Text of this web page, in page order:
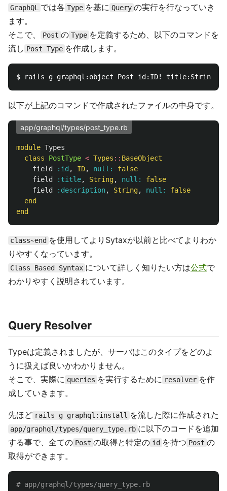
GraphQL では各 Type を基に Query の実行を行なっていき
ます。
そこで、
Post の Type を定義するため、以下のコマンドを
流し Post Type を作成します。
以下が上記のコマンドで作成されたファイルの中身です。
app/graphql/types/post_type.rb
module Types
class
PostType < Types :: BaseObject
field
:id , ID, null: false
field
:title, String, null: false
field
:description, String, null: false
end
end
class~end を使用してよりSytaxが以前と比べてよりわか
りやすくなっています。
Class Based Syntax について詳しく知りたい方は公式で
わかりやすく説明されています。
Query Resolver
Typeは定義されましたが、サーバはこのタイプをどのよ
うに扱えば良いかわかりません。
そこで、実際に queries を実行するために resolver を作
成していきます。
先ほど rails g graphql:install を流した際に作成された
app/graphql/types/query_type.rb に以下のコードを追加
する事で、全ての Post の取得と特定の id を持つ Post の
取得ができます。
# app/graphql/types/query_type.rb